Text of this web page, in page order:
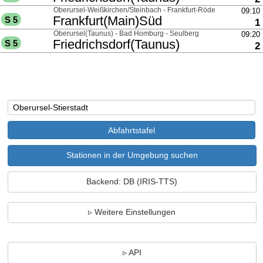
S 5 nach
Frankfurt(Main)Süd
09:10
1
über
Oberursel-Weißkirchen/Steinbach - Frankfurt-Rödelheim -
S 5 nach
Friedrichsdorf(Taunus)
09:20
2
über
Oberursel(Taunus) - Bad Homburg - Seulberg
Stationen in der Umgebung suchen
Backend: DB (IRIS-TTS)
Weitere Einstellungen
API